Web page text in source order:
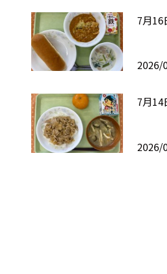
7月16
2026/
7月14
2026/